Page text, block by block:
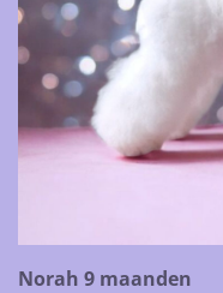
Norah 9 maanden